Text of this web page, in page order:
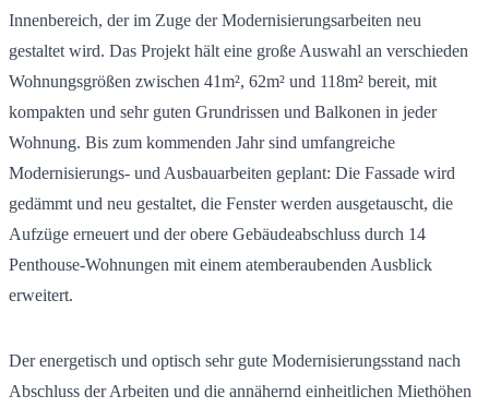
Innenbereich, der im Zuge der Modernisierungsarbeiten neu
gestaltet wird. Das Projekt hält eine große Auswahl an verschieden
Wohnungsgrößen zwischen 41m², 62m² und 118m² bereit, mit
kompakten und sehr guten Grundrissen und Balkonen in jeder
Wohnung. Bis zum kommenden Jahr sind umfangreiche
Modernisierungs- und Ausbauarbeiten geplant: Die Fassade wird
gedämmt und neu gestaltet, die Fenster werden ausgetauscht, die
Aufzüge erneuert und der obere Gebäudeabschluss durch 14
Penthouse-Wohnungen mit einem atemberaubenden Ausblick
erweitert.
Der energetisch und optisch sehr gute Modernisierungsstand nach
Abschluss der Arbeiten und die annähernd einheitlichen Miethöhen